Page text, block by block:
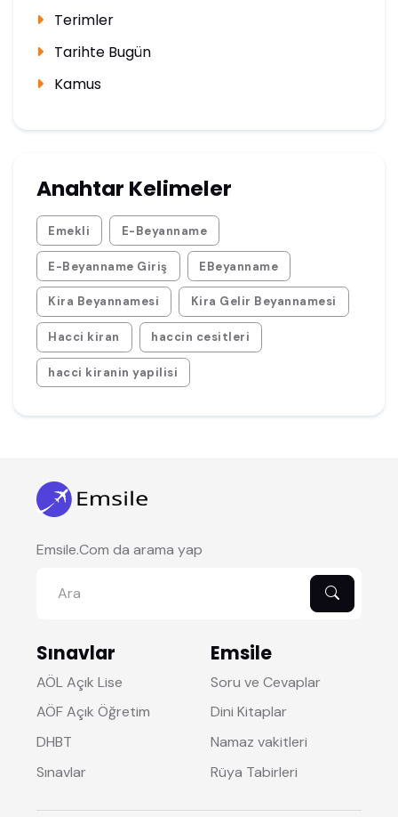
Terimler
Tarihte Bugün
Kamus
Anahtar Kelimeler
Emekli E-Beyanname
E-Beyanname Giriş EBeyanname
Kira Beyannamesi Kira Gelir Beyannamesi
Hacci kiran haccin cesitleri
hacci kiranin yapilisi
Emsile.Com da arama yap
Sınavlar
AÖL Açık Lise
AÖF Açık Öğretim
DHBT
Sınavlar
Emsile
Soru ve Cevaplar
Dini Kitaplar
Namaz vakitleri
Rüya Tabirleri